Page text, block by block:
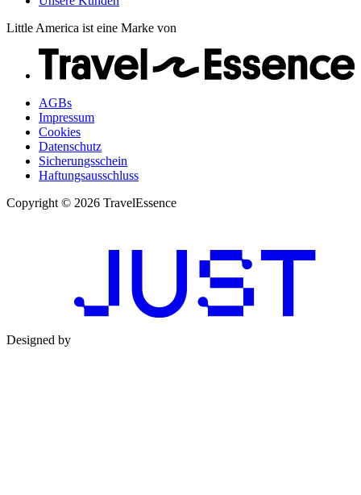
Little America ist eine Marke von
AGBs
Impressum
Cookies
Datenschutz
Sicherungsschein
Haftungsausschluss
Copyright © 2026 TravelEssence
Designed by